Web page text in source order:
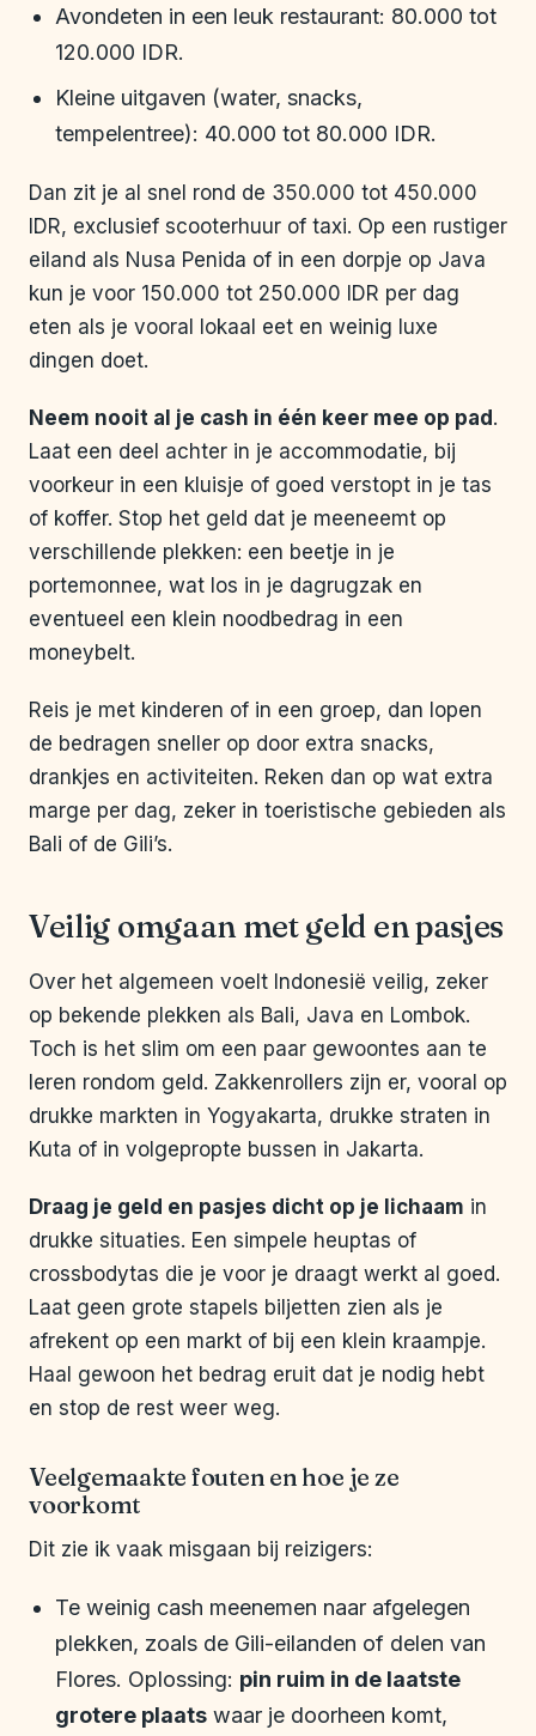
Avondeten in een leuk restaurant: 80.000 tot
120.000 IDR.
Kleine uitgaven (water, snacks,
tempelentree): 40.000 tot 80.000 IDR.
Dan zit je al snel rond de 350.000 tot 450.000
IDR, exclusief scooterhuur of taxi. Op een rustiger
eiland als Nusa Penida of in een dorpje op Java
kun je voor 150.000 tot 250.000 IDR per dag
eten als je vooral lokaal eet en weinig luxe
dingen doet.
Neem nooit al je cash in één keer mee op pad .
Laat een deel achter in je accommodatie, bij
voorkeur in een kluisje of goed verstopt in je tas
of koffer. Stop het geld dat je meeneemt op
verschillende plekken: een beetje in je
portemonnee, wat los in je dagrugzak en
eventueel een klein noodbedrag in een
moneybelt.
Reis je met kinderen of in een groep, dan lopen
de bedragen sneller op door extra snacks,
drankjes en activiteiten. Reken dan op wat extra
marge per dag, zeker in toeristische gebieden als
Bali of de Gili’s.
Veilig omgaan met geld en pasjes
Over het algemeen voelt Indonesië veilig, zeker
op bekende plekken als Bali, Java en Lombok.
Toch is het slim om een paar gewoontes aan te
leren rondom geld. Zakkenrollers zijn er, vooral op
drukke markten in Yogyakarta, drukke straten in
Kuta of in volgepropte bussen in Jakarta.
Draag je geld en pasjes dicht op je lichaam in
drukke situaties. Een simpele heuptas of
crossbodytas die je voor je draagt werkt al goed.
Laat geen grote stapels biljetten zien als je
afrekent op een markt of bij een klein kraampje.
Haal gewoon het bedrag eruit dat je nodig hebt
en stop de rest weer weg.
Veelgemaakte fouten en hoe je ze
voorkomt
Dit zie ik vaak misgaan bij reizigers:
Te weinig cash meenemen naar afgelegen
plekken, zoals de Gili-eilanden of delen van
Flores. Oplossing: pin ruim in de laatste
grotere plaats waar je doorheen komt,